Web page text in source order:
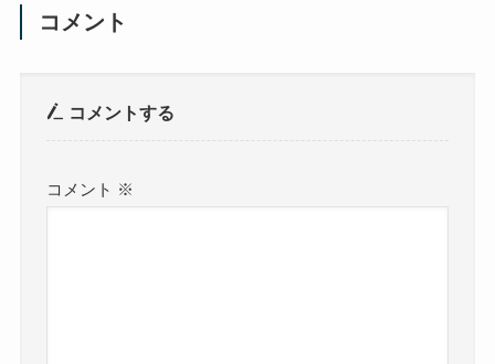
コメント
コメントする
コメント ※